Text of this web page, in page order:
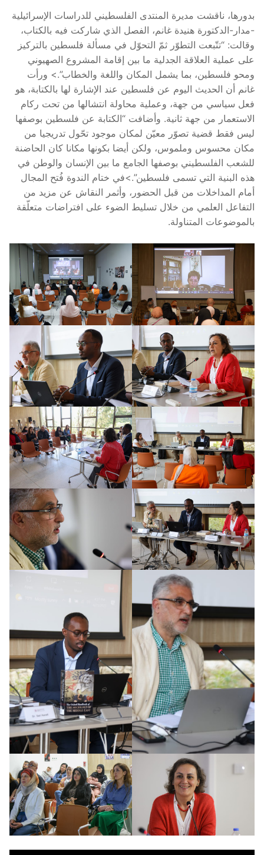
بدورها، ناقشت مديرة المنتدى الفلسطيني للدراسات الإسرائيلية
-مدار-الدكتورة هنيدة غانم، الفصل الذي شاركت فيه بالكتاب،
وقالت: “تتّبعت التطوّر ثمّ التحوّل في مسألة فلسطين بالتركيز
على عملية العلاقة الجدلية ما بين إقامة المشروع الصهيوني
ومحو فلسطين، بما يشمل المكان واللغة والخطاب”.> ورأت
غانم أن الحديث اليوم عن فلسطين عند الإشارة لها بالكتابة، هو
فعل سياسي من جهة، وعملية محاولة انتشالها من تحت ركام
الاستعمار من جهة ثانية. وأضافت “الكتابة عن فلسطين بوصفها
ليس فقط قضية تصوّر معيّن لمكان موجود تحّول تدريجيا من
مكان محسوس وملموس، ولكن أيضا بكونها مكانا كان الحاضنة
للشعب الفلسطيني بوصفها الجامع ما بين الإنسان والوطن في
هذه البنية التي تسمى فلسطين”.>في ختام الندوة فُتح المجال
أمام المداخلات من قبل الحضور، وأثمر النقاش عن مزيد من
التفاعل العلمي من خلال تسليط الضوء على افتراضات متعلّقة
بالموضوعات المتناولة.